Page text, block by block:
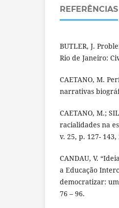
REFERÊNCIAS
BUTLER, J.
Rio de Janeiro:
CAETANO, M.
narrativas
CAETANO, M.;
racialidades na
v. 25, p. 127- 143,
CANDAU, V.
a Educação
democratizar:
76 – 96.